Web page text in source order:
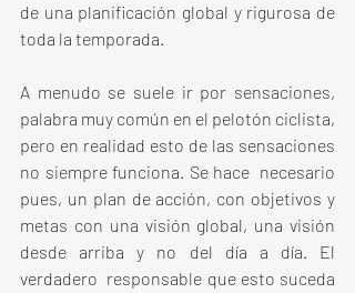
de una planificación global y rigurosa de
toda la temporada.
A menudo se suele ir por sensaciones,
palabra muy común en el pelotón ciclista,
pero en realidad esto de las sensaciones
no siempre funciona. Se hace  necesario
pues, un plan de acción, con objetivos y
metas con una visión global, una visión
desde arriba y no del día a día. El
verdadero  responsable que esto suceda